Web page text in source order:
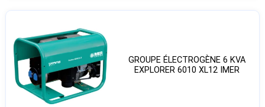
GROUPE ÉLECTROGÈNE 6 KVA
EXPLORER 6010 XL12 IMER